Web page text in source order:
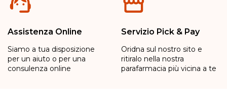
Assistenza Online
Siamo a tua disposizione
per un aiuto o per una
consulenza online
Servizio Pick & Pay
Oridna sul nostro sito e
ritiralo nella nostra
parafarmacia più vicina a te